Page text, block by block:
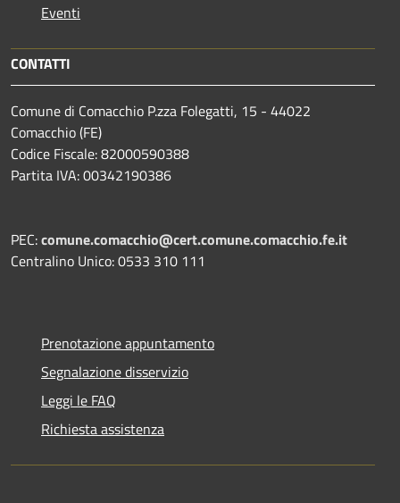
Eventi
CONTATTI
Comune di Comacchio P.zza Folegatti, 15 - 44022
Comacchio (FE)
Codice Fiscale: 82000590388
Partita IVA: 00342190386
PEC:comune.comacchio@cert.comune.comacchio.fe.it
Centralino Unico: 0533 310 111
Prenotazione appuntamento
Segnalazione disservizio
Leggi le FAQ
Richiesta assistenza